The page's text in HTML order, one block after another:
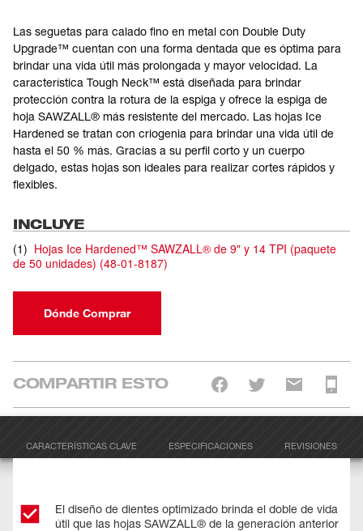
Las seguetas para calado fino en metal con Double Duty
Upgrade™ cuentan con una forma dentada que es óptima para
brindar una vida útil más prolongada y mayor velocidad. La
característica Tough Neck™ está diseñada para brindar
protección contra la rotura de la espiga y ofrece la espiga de
hoja SAWZALL® más resistente del mercado. Las hojas Ice
Hardened se tratan con criogenia para brindar una vida útil de
hasta el 50 % más. Gracias a su perfil corto y un cuerpo
delgado, estas hojas son ideales para realizar cortes rápidos y
flexibles.
INCLUYE
(1) Hojas Ice Hardened™ SAWZALL® de 9" y 14 TPI (paquete
de 50 unidades) (48-01-8187)
Dónde Comprar
COMPARTIR ESTO
CARACTERÍSTICAS CLAVE ESPECIFICACIONES REVISIONES
El diseño de dientes optimizado brinda el doble de vida
útil que las hojas SAWZALL® de la generación anterior